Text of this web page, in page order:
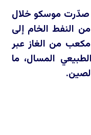
صدّرت موسكو خلال
طن من النفط الخام إلى
49 مليار متر مكعب من الغاز عبر
المسال، ما